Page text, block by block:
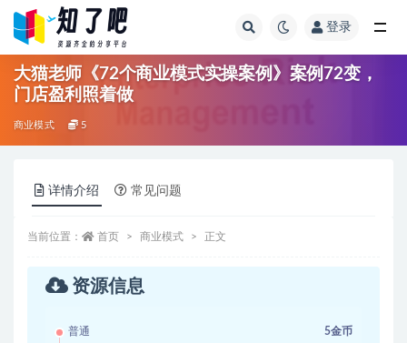
登录
大猫老师《72个商业模式实操案例》案例72变，
门店盈利照着做
商业模式 5
详情介绍 常见问题
当前位置： 首页 商业模式 正文
资源信息
普通 5金币
全部